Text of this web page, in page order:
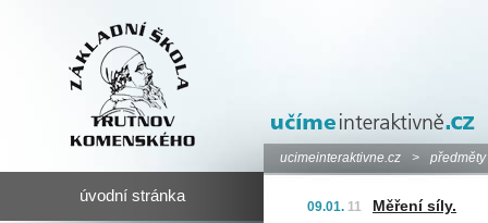
úvodní stránka
ucimeinteraktivne.cz > předměty
09.01. 11 Měření síly.